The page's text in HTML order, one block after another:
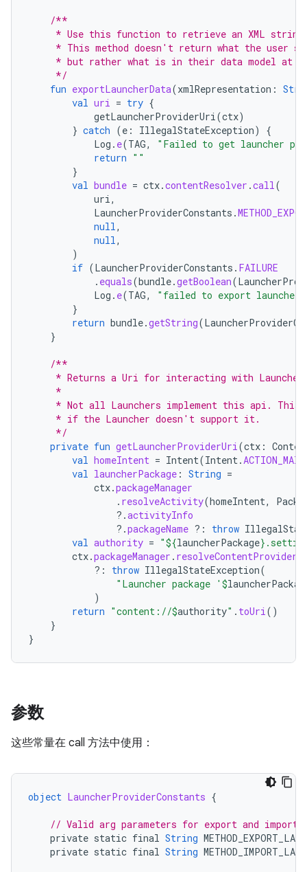
/**
* Use this function to retrieve an XML
* This method doesn't return what the user
* but rather what is in their data model at
     */
fun exportLauncherData(xmlRepresentation :
val uri = try {
getLauncherProviderUri(ctx)
} catch (e : IllegalStateException)
{
Log . e(TAG,
"Failed to get launcher
return ""
}
val bundle = ctx.contentResolver .call(
uri,
LauncherProviderConstants .
null,
null,
)
if (LauncherProviderConstants . FAILURE
. equals(bundle.getBoolean(
Log . e(TAG,
"failed to export launcher
}
return bundle.getString(
}
/**
* Returns a Uri for interacting with
     *
* Not all Launchers implement this api. This
     * if the Launcher doesn't support it.
     */
private fun getLauncherProviderUri(ctx :
val homeIntent = Intent(Intent.ACTION_MAIN
val launcherPackage : String =
ctx.packageManager
. resolveActivity(homeIntent,
?.activityInfo
?.packageName ?: throw
val authority = "${launcherPackage}
ctx.packageManager . resolveContentProvider
?:
throw IllegalStateException(
"Launcher package ' $
)
return "content://$authority" . toUri()
}
}
参数
这些常量在 call 方法中使用：
object LauncherProviderConstants {
// Valid arg parameters for export and import
private static final String
private static final String